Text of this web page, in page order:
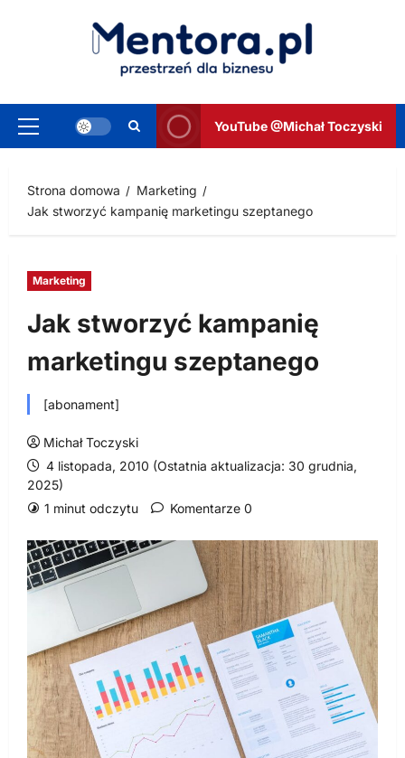
Menu
YouTube @Michał Toczyski
Strona domowa
Marketing
Jak stworzyć kampanię marketingu szeptanego
Marketing
Jak stworzyć kampanię
marketingu szeptanego
[abonament]
Michał Toczyski
4 listopada, 2010 (Ostatnia aktualizacja: 30 grudnia,
2025)
1 minut odczytu
Komentarze 0